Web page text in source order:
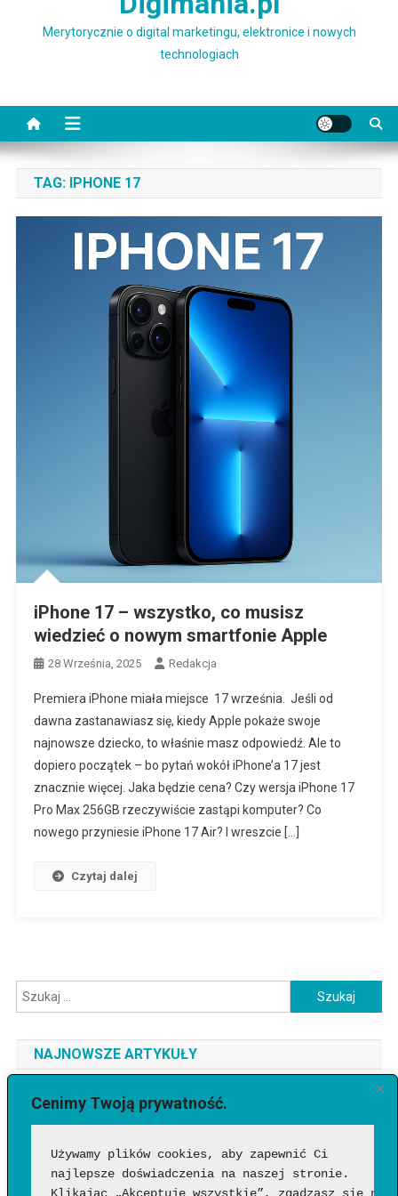
Cenimy Twoją prywatność.
Używamy plików cookies, aby zapewnić Ci
najlepsze doświadczenia na naszej stronie.
Merytorycznie o digital marketingu, elektronice i nowych
technologiach
TAG: IPHONE 17
iPhone 17 – wszystko, co musisz
wiedzieć o nowym smartfonie Apple
28 Września, 2025 Redakcja
Premiera iPhone miała miejsce 17 września. Jeśli od
dawna zastanawiasz się, kiedy Apple pokaże swoje
najnowsze dziecko, to właśnie masz odpowiedź. Ale to
dopiero początek – bo pytań wokół iPhone’a 17 jest
znacznie więcej. Jaka będzie cena? Czy wersja iPhone 17
Pro Max 256GB rzeczywiście zastąpi komputer? Co
nowego przyniesie iPhone 17 Air? I wreszcie […]
Czytaj dalej
Szukaj:
NAJNOWSZE ARTYKUŁY
Jaki telefon do 3500 zł wybrać? Ranking najlepszych modeli
[2026]
Jak sprawdzić, czy wideo wygenerowała AI?
Google Flow Music – co to takiego, jak działa i czy warto?